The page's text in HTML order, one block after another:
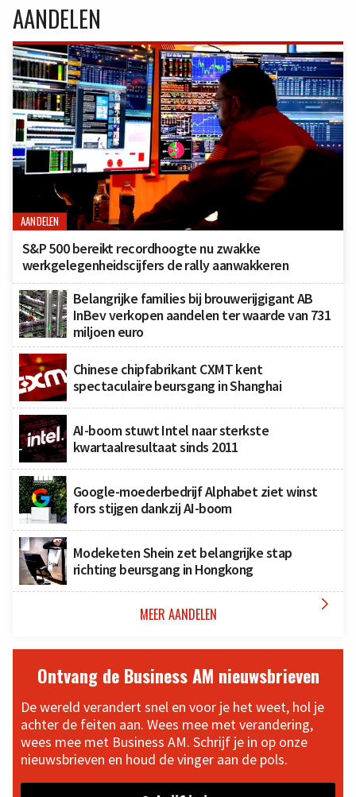
AANDELEN
AANDELEN
S&P 500 bereikt recordhoogte nu zwakke
werkgelegenheidscijfers de rally aanwakkeren
Belangrijke families bij brouwerijgigant AB
InBev verkopen aandelen ter waarde van 731
miljoen euro
Chinese chipfabrikant CXMT kent
spectaculaire beursgang in Shanghai
AI-boom stuwt Intel naar sterkste
kwartaalresultaat sinds 2011
Google-moederbedrijf Alphabet ziet winst
fors stijgen dankzij AI-boom
Modeketen Shein zet belangrijke stap
richting beursgang in Hongkong
MEER AANDELEN 
Ontvang de Business AM nieuwsbrieven
De wereld verandert snel en voor je het weet, hol je
achter de feiten aan. Wees mee met verandering,
wees mee met Business AM. Schrijf je in op onze
nieuwsbrieven en houd de vinger aan de pols.